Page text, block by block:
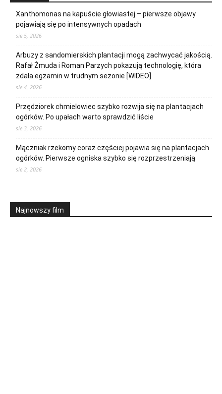
Xanthomonas na kapuście głowiastej – pierwsze objawy
pojawiają się po intensywnych opadach
sie 5, 2026
Arbuzy z sandomierskich plantacji mogą zachwycać jakością.
Rafał Żmuda i Roman Parzych pokazują technologię, która
zdała egzamin w trudnym sezonie [WIDEO]
sie 4, 2026
Przędziorek chmielowiec szybko rozwija się na plantacjach
ogórków. Po upałach warto sprawdzić liście
sie 3, 2026
Mączniak rzekomy coraz częściej pojawia się na plantacjach
ogórków. Pierwsze ogniska szybko się rozprzestrzeniają
sie 2, 2026
Najnowszy film